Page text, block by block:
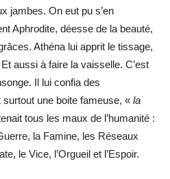
jambes. On eut pu s’en
Aphrodite, déesse de la beauté,
Athéna lui apprit le tissage,
aussi à faire la vaisselle. C’est
Il lui confia des
une boite fameuse, « la
tous les maux de l’humanité :
la Famine, les Réseaux
le Vice, l’Orgueil et l’Espoir.